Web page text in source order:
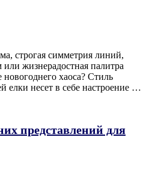
строгая симметрия линий,
жизнерадостная палитра
хаоса? Стиль
елки несет в себе настроение …
представлений для